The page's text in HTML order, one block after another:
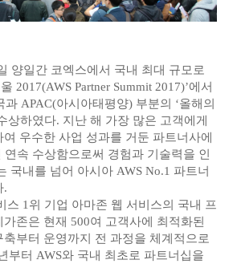
양일간 코엑스에서 국내 최대 규모로
2017(AWS Partner Summit 2017)’에서
APAC(아시아태평양) 부분의 ‘올해의
상하였다. 지난 해 가장 많은 고객에게
우수한 사업 성과를 거둔 파트너사에
속 수상함으로써 경험과 기술력을 인
국내를 넘어 아시아 AWS No.1 파트너
.
스 1위 기업 아마존 웹 서비스의 국내 프
존은 현재 500여 고객사에 최적화된
부터 운영까지 전 과정을 체계적으로
부터 AWS와 국내 최초로 파트너십을